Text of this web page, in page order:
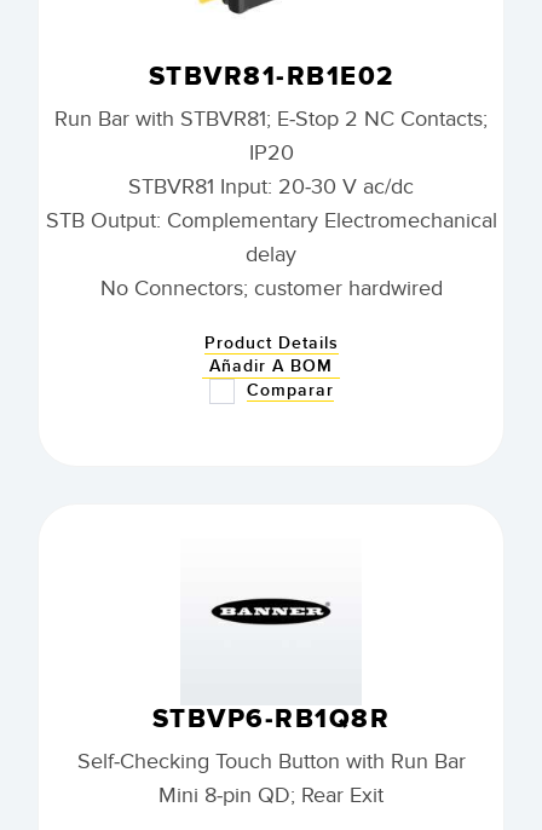
STBVR81-RB1E02
Run Bar with STBVR81; E-Stop 2 NC Contacts;
IP20
STBVR81 Input: 20-30 V ac/dc
STB Output: Complementary Electromechanical
delay
No Connectors; customer hardwired
Product Details
Añadir A BOM
Comparar
STBVP6-RB1Q8R
Self-Checking Touch Button with Run Bar
Mini 8-pin QD; Rear Exit